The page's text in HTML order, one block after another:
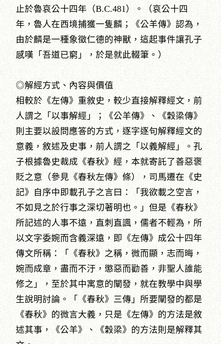
止於魯哀公十四年（B.C.481）。（哀公十四
年，魯人在西境捕獲一隻麟；《公羊傳》認為，
由於麟是一種象徵仁德的神獸，這起事件讓孔子
感嘆「吾道已窮」，於是就此輟筆。）
◎解經方式、內容與價值
相較於《左傳》重敘史，較少直接解釋經文，前
人謂之「以事解經」；《公羊傳》、《穀梁傳》
則主要以設問應答的方式，逐字逐句解釋經文的
意義，敘述及史事，前人謂之「以義解經」。孔
子根據魯史裁成《春秋》經，本就寄託了善惡褒
貶之意（參見《春秋左傳》條），司馬遷在《史
記》自序中即載孔子之言曰：「我欲載之空言，
不如見之於行事之深切著明也。」但是《春秋》
所記述的人事不遠，直刺直諷，儒者不輕為，所
以文字委婉而含義深遠，即《左傳》成公十四年
傳文所稱：「《春秋》之稱，微而顯，志而晦，
婉而成章，盡而不汙，懲惡而勸善，非聖人誰能
修之」，至於其中寓意的闡發，就在教學中與學
生說明討論。「《春秋》三傳」所要闡發的都是
《春秋》的微言大義，只是《左傳》的方法是敘
述其事，《公羊》、《穀梁》的方法則是解釋其